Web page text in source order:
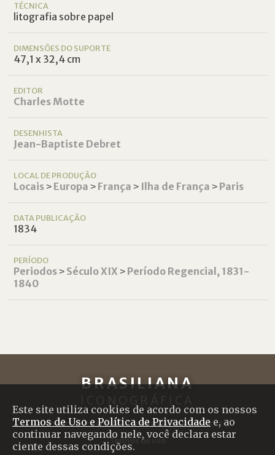
Este site utiliza cookies de acordo com os nossos
Termos de Uso e Política de Privacidade e, ao
continuar navegando nele, você declara estar
ciente dessas condições.
TÉCNICA
litografia sobre papel
DIMENSÕES DO SUPORTE
47,1 x 32,4 cm
EDITOR
Charles Motte
DESENHISTA
Jean-Baptiste Debret
LOCAL DE PRODUÇÃO
Locais˃ Europa ˃ França ˃ Ilha de França ˃ Paris
DATA PUBLICAÇÃO
1834
PERÍODO
Periodos˃ Século XIX ˃ Período Regencial, 1831-
1840
BRASILIANA
ICONOGRÁFICA
SOBRE O PROJETO|CRÉDITOS|CONTATO
Termos de uso